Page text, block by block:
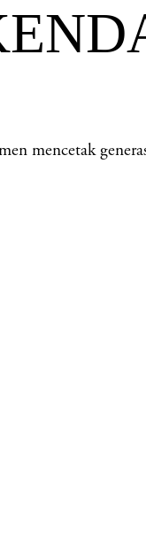
mencetak